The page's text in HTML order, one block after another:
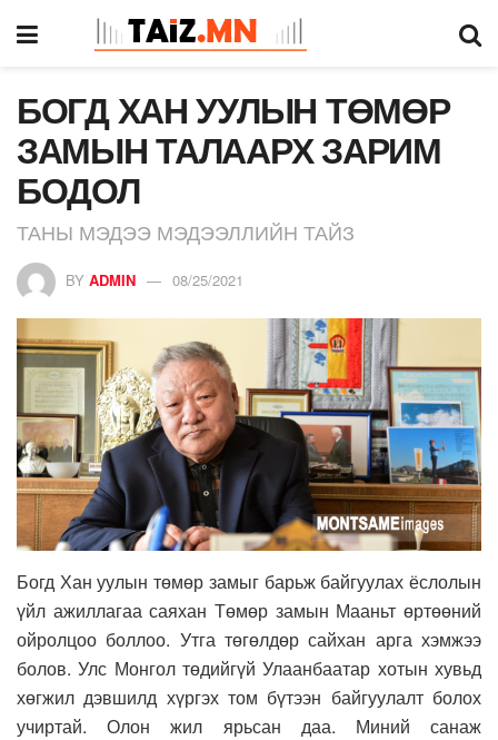
БОГД ХАН УУЛЫН ТӨМӨР
ЗАМЫН ТАЛААРХ ЗАРИМ
БОДОЛ
ТАНЫ МЭДЭЭ МЭДЭЭЛЛИЙН ТАЙЗ
BY ADMIN 08/25/2021
Богд Хан уулын төмөр замыг барьж байгуулах ёслолын
үйл ажиллагаа саяхан Төмөр замын Мааньт өртөөний
ойролцоо боллоо. Утга төгөлдөр сайхан арга хэмжээ
болов. Улс Монгол төдийгүй Улаанбаатар хотын хувьд
хөгжил дэвшилд хүргэх том бүтээн байгуулалт болох
учиртай. Олон жил ярьсан даа. Миний санаж